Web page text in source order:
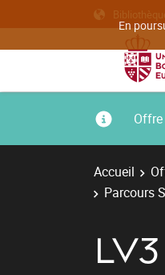
En
Accueil
Parcours